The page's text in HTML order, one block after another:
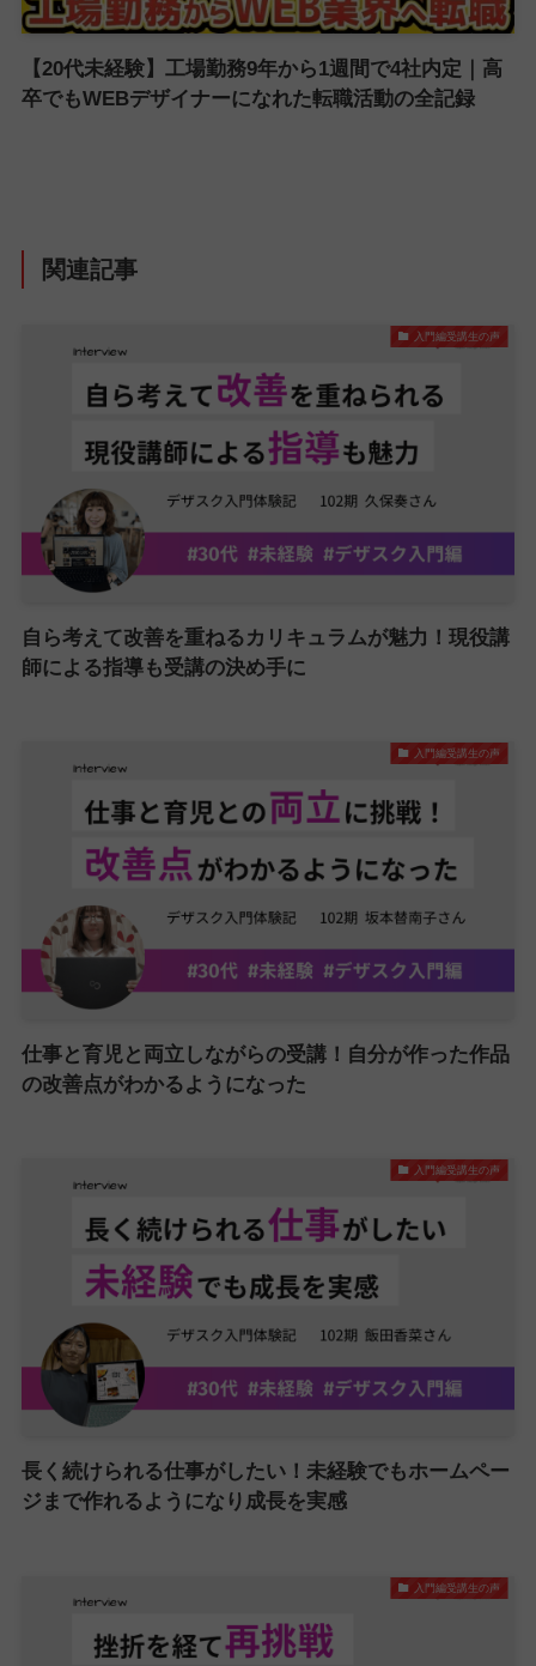
【20代未経験】工場勤務9年から1週間で4社内定｜高
卒でもWEBデザイナーになれた転職活動の全記録
関連記事
入門編受講生の声
自ら考えて改善を重ねるカリキュラムが魅力！現役講
師による指導も受講の決め手に
入門編受講生の声
仕事と育児と両立しながらの受講！自分が作った作品
の改善点がわかるようになった
入門編受講生の声
長く続けられる仕事がしたい！未経験でもホームペー
ジまで作れるようになり成長を実感
入門編受講生の声